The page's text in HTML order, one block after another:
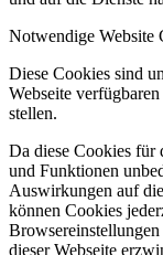
Notwendige Website
Diese Cookies sind
Webseite
stellen.
Da diese Cookies für
und Funktionen
Auswirkungen auf
können Cookies
dieser Webseite